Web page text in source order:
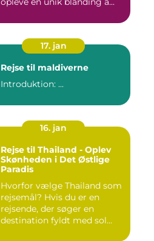
17. jan
Rejse til maldiverne
Introduktion: ...
16. jan
Rejse til Thailand - Oplev
Skønheden i Det Østlige
Paradis
Hvorfor vælge Thailand som
rejsemål? Hvis du er en
rejsende, der søger en
destination fyldt med sol...